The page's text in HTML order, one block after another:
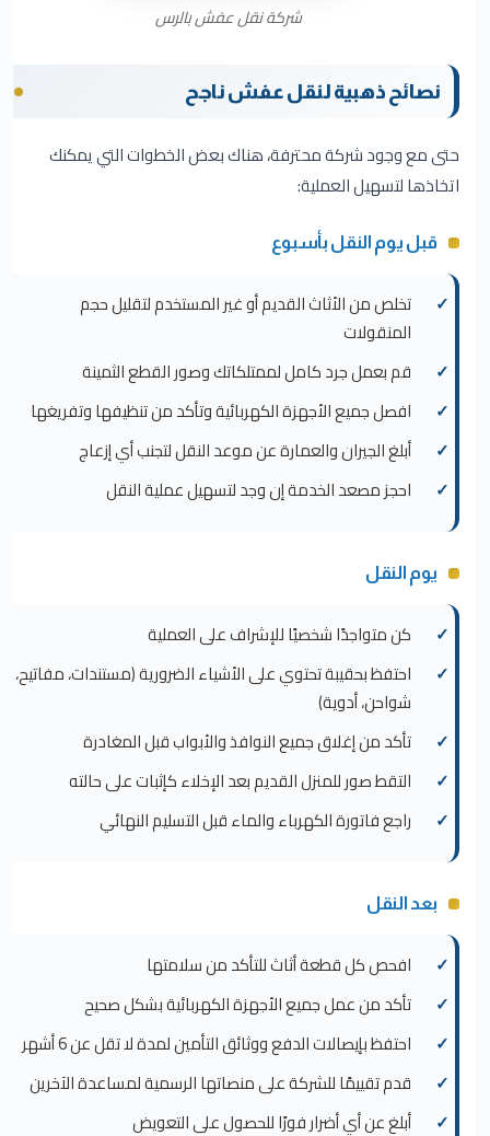
شركة نقل عفش بالرس
نصائح ذهبية لنقل عفش ناجح
حتى مع وجود شركة محترفة، هناك بعض الخطوات التي يمكنك
اتخاذها لتسهيل العملية:
قبل يوم النقل بأسبوع
تخلص من الأثاث القديم أو غير المستخدم لتقليل حجم
المنقولات
قم بعمل جرد كامل لممتلكاتك وصور القطع الثمينة
افصل جميع الأجهزة الكهربائية وتأكد من تنظيفها وتفريغها
أبلغ الجيران والعمارة عن موعد النقل لتجنب أي إزعاج
احجز مصعد الخدمة إن وجد لتسهيل عملية النقل
يوم النقل
كن متواجدًا شخصيًا للإشراف على العملية
احتفظ بحقيبة تحتوي على الأشياء الضرورية (مستندات، مفاتيح،
شواحن، أدوية)
تأكد من إغلاق جميع النوافذ والأبواب قبل المغادرة
التقط صور للمنزل القديم بعد الإخلاء كإثبات على حالته
راجع فاتورة الكهرباء والماء قبل التسليم النهائي
بعد النقل
افحص كل قطعة أثاث للتأكد من سلامتها
تأكد من عمل جميع الأجهزة الكهربائية بشكل صحيح
احتفظ بإيصالات الدفع ووثائق التأمين لمدة لا تقل عن 6 أشهر
قدم تقييمًا للشركة على منصاتها الرسمية لمساعدة الآخرين
أبلغ عن أي أضرار فورًا للحصول على التعويض